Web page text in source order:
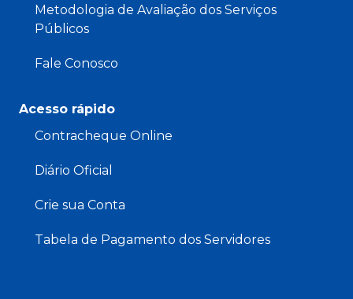
Metodologia de Avaliação dos Serviços
Públicos
Fale Conosco
Acesso rápido
Contracheque Online
Diário Oficial
Crie sua Conta
Tabela de Pagamento dos Servidores